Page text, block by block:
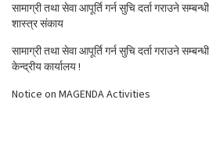
सामाग्री तथा सेवा आपूर्ति गर्न सुचि दर्ता गराउने
शास्त्र संकाय
सामाग्री तथा सेवा आपूर्ति गर्न सुचि दर्ता गराउने
केन्द्रीय कार्यालय !
Notice on MAGENDA Activities